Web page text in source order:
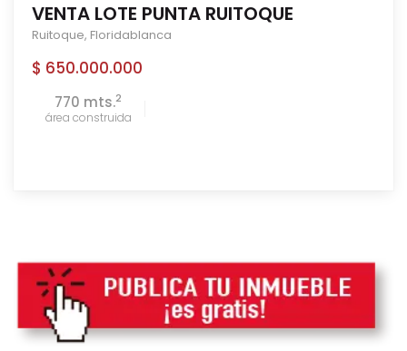
VENTA LOTE PUNTA RUITOQUE
Ruitoque, Floridablanca
$ 650.000.000
770 mts.2
área construida